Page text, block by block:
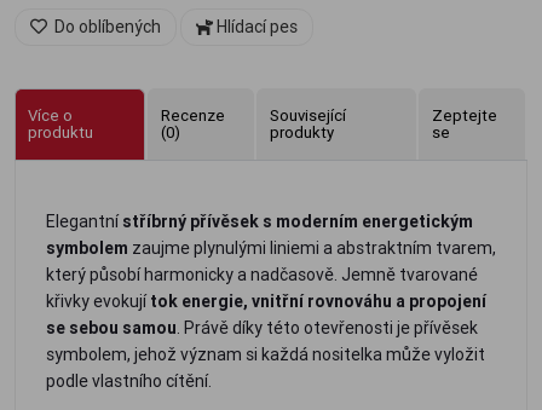
Do oblíbených Hlídací pes
Více o
produktu
Recenze
(0)
Související
produkty
Zeptejte
se
Elegantnístříbrný přívěsek s moderním energetickým
symbolem zaujme plynulými liniemi a abstraktním tvarem,
který působí harmonicky a nadčasově. Jemně tvarované
křivky evokujítok energie, vnitřní rovnováhu a propojení
se sebou samou. Právě díky této otevřenosti je přívěsek
symbolem, jehož význam si každá nositelka může vyložit
podle vlastního cítění.